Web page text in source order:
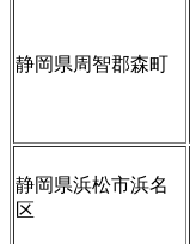
静岡県周智郡森町
静岡県浜松市浜名
区